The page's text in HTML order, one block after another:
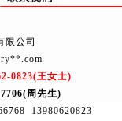
限公司
0823(王女士)
周先生)
13980620823